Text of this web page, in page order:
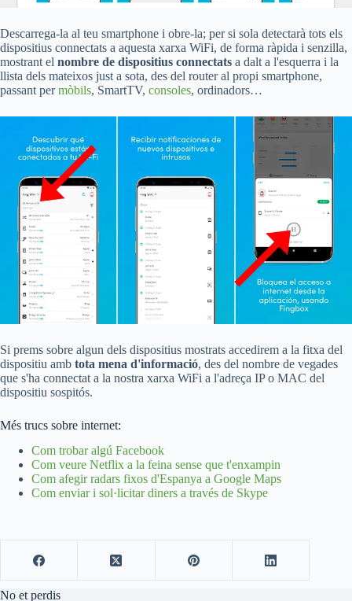
Descarrega-la al teu smartphone i obre-la; per si sola detectarà tots els
dispositius connectats a aquesta xarxa WiFi, de forma ràpida i senzilla,
mostrant el nombre de dispositius connectats a dalt a l'esquerra i la
llista dels mateixos just a sota, des del router al propi smartphone,
passant permòbils, SmartTV, consoles, ordinadors…
Si prems sobre algun dels dispositius mostrats accedirem a la fitxa del
dispositiu amb tota mena d'informació, des del nombre de vegades
que s'ha connectat a la nostra xarxa WiFi a l'adreça IP o MAC del
dispositiu sospitós.
Més trucs sobre internet:
Com trobar algú Facebook
Com veure Netflix a la feina sense que t'enxampin
Com afegir radars fixos d'Espanya a Google Maps
Com enviar i sol·licitar diners a través de Skype
No et perdis